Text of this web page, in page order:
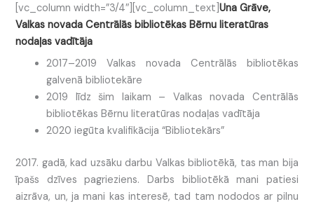
[vc_column width=”3/4″][vc_column_text]Una Grāve,
Valkas novada Centrālās bibliotēkas Bērnu literatūras
nodaļas vadītāja
2017–2019 Valkas novada Centrālās bibliotēkas
galvenā bibliotekāre
2019 līdz šim laikam – Valkas novada Centrālās
bibliotēkas Bērnu literatūras nodaļas vadītāja
2020 iegūta kvalifikācija “Bibliotekārs”
2017. gadā, kad uzsāku darbu Valkas bibliotēkā, tas man bija
īpašs dzīves pagrieziens. Darbs bibliotēkā mani patiesi
aizrāva, un, ja mani kas interesē, tad tam nododos ar pilnu